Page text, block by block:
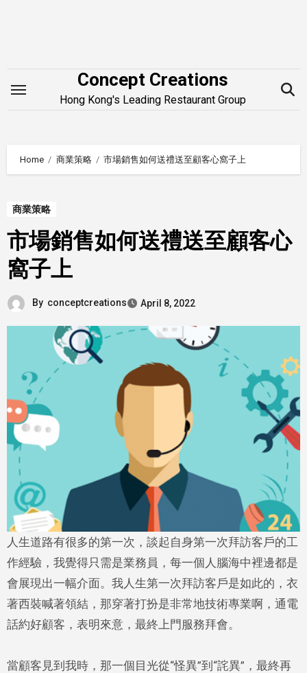
Concept Creations
Hong Kong's Leading Restaurant Group
Home 商業策略 市場銷售如何送禮送至顧客心窩子上
商業策略
市場銷售如何送禮送至顧客心
窩子上
By conceptcreations April 8, 2022
人生道路有很多的第一次，談起自身第一次拜訪客戶的工
作經驗，我覺得只需是業務員，每一個人腦海中裡邊都是
會展現出一幅介面。我人生第一次拜訪客戶是如此的，衣
著西裝喊著領結，那穿著打扮是非常地技術專業啊，通電
話約好顧客，表明來意，最終上門服務拜會。
當顧客見到我時，那一個目光從“怪異”到“詫異”，最終再